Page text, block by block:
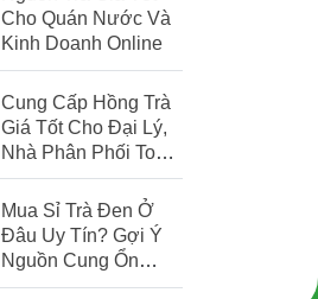
Cho Quán Nước Và
Kinh Doanh Online
Cung Cấp Hồng Trà
Giá Tốt Cho Đại Lý,
Nhà Phân Phối Toàn
Quốc
Mua Sỉ Trà Đen Ở
Đâu Uy Tín? Gợi Ý
Nguồn Cung Ổn
Định, Giá Tốt Cho